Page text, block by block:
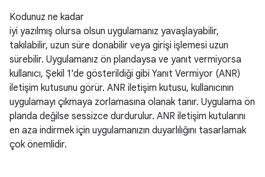
Kodunuz ne kadar
iyi yazılmış olursa olsun uygulamanız yavaşlayabilir,
takılabilir, uzun süre donabilir veya girişi işlemesi uzun
sürebilir. Uygulamanız ön plandaysa ve yanıt vermiyorsa
kullanıcı, Şekil 1'de gösterildiği gibi Yanıt Vermiyor (ANR)
iletişim kutusunu görür. ANR iletişim kutusu, kullanıcının
uygulamayı çıkmaya zorlamasına olanak tanır. Uygulama ön
planda değilse sessizce durdurulur. ANR iletişim kutularını
en aza indirmek için uygulamanızın duyarlılığını tasarlamak
çok önemlidir.